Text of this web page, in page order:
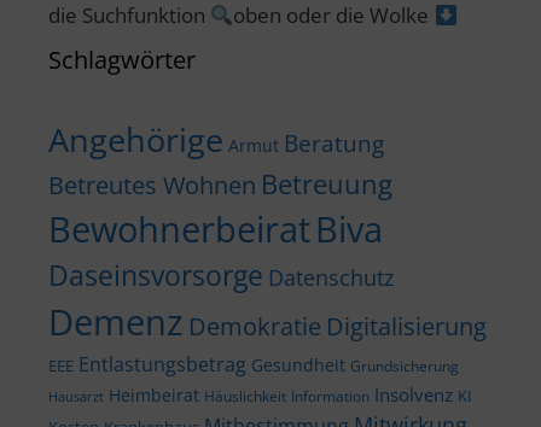
die Suchfunktion oben oder die Wolke
Schlagwörter
Angehörige Armut Beratung
Betreutes Wohnen Betreuung
BewohnerbeiratBiva
Daseinsvorsorge Datenschutz
Demenz Demokratie Digitalisierung
EEE Entlastungsbetrag Gesundheit Grundsicherung
Hausarzt Heimbeirat Häuslichkeit Information Insolvenz KI